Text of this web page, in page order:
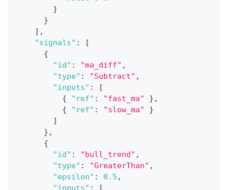
}
}
] ,
"signals" :
[
{
"id" : "ma_diff" ,
"type" : "Subtract" ,
"inputs" :
[
{
"ref" : "fast_ma" } ,
{
"ref" : "slow_ma"
}
]
} ,
{
"id" : "bull_trend" ,
"type" : "GreaterThan" ,
"epsilon" : 0.5 ,
"inputs" :
[